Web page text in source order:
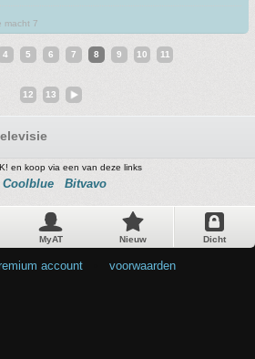
macht 7
4 5 6 7 8 9 10 11
12 13
en koop via een van deze links
Coolblue Bitvavo
MyAT Nieuw Dicht
account voorwaarden